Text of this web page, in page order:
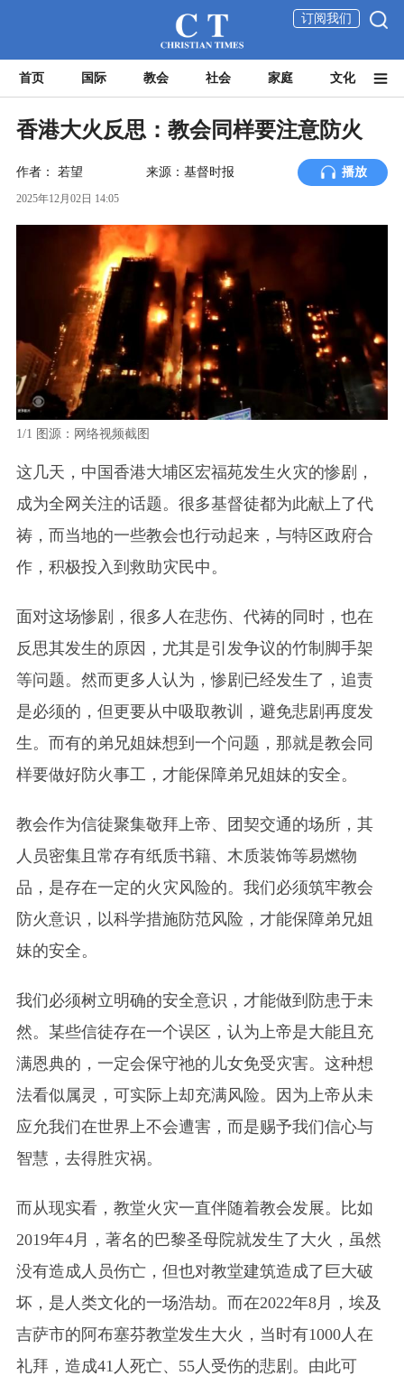
订阅我们
首页 国际 教会 社会 家庭 文化
香港大火反思：教会同样要注意防火
作者： 若望 来源：基督时报 播放
2025年12月02日 14:05
1/1 图源：网络视频截图
这几天，中国香港大埔区宏福苑发生火灾的惨剧，
成为全网关注的话题。很多基督徒都为此献上了代
祷，而当地的一些教会也行动起来，与特区政府合
作，积极投入到救助灾民中。
面对这场惨剧，很多人在悲伤、代祷的同时，也在
反思其发生的原因，尤其是引发争议的竹制脚手架
等问题。然而更多人认为，惨剧已经发生了，追责
是必须的，但更要从中吸取教训，避免悲剧再度发
生。而有的弟兄姐妹想到一个问题，那就是教会同
样要做好防火事工，才能保障弟兄姐妹的安全。
教会作为信徒聚集敬拜上帝、团契交通的场所，其
人员密集且常存有纸质书籍、木质装饰等易燃物
品，是存在一定的火灾风险的。我们必须筑牢教会
防火意识，以科学措施防范风险，才能保障弟兄姐
妹的安全。
我们必须树立明确的安全意识，才能做到防患于未
然。某些信徒存在一个误区，认为上帝是大能且充
满恩典的，一定会保守祂的儿女免受灾害。这种想
法看似属灵，可实际上却充满风险。因为上帝从未
应允我们在世界上不会遭害，而是赐予我们信心与
智慧，去得胜灾祸。
而从现实看，教堂火灾一直伴随着教会发展。比如
2019年4月，著名的巴黎圣母院就发生了大火，虽然
没有造成人员伤亡，但也对教堂建筑造成了巨大破
坏，是人类文化的一场浩劫。而在2022年8月，埃及
吉萨市的阿布塞芬教堂发生大火，当时有1000人在
礼拜，造成41人死亡、55人受伤的悲剧。由此可